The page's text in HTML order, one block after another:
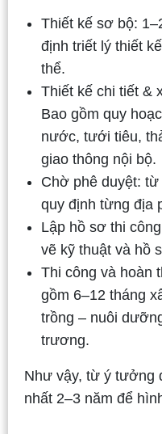
Thiết kế sơ bộ:
định triết lý thiết
thể.
Thiết kế chi tiết &
Bao gồm quy
nước, tưới tiêu,
giao thông nội bộ.
Chờ phê duyệt:
quy định từng địa
Lập hồ sơ thi
vẽ kỹ thuật và hồ
Thi công và hoàn
gồm 6–12 tháng
trồng – nuôi
trương.
Như vậy, từ ý tưởng
nhất 2–3 năm để